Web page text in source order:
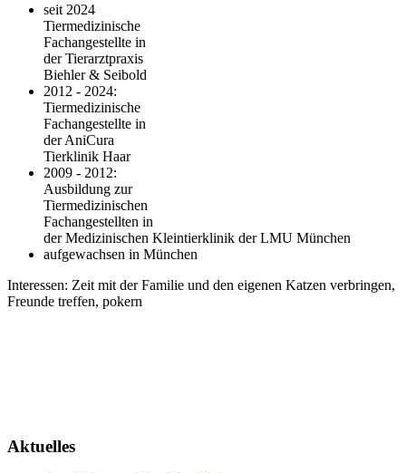
seit 2024
Tiermedizinische
Fachangestellte in
der Tierarztpraxis
Biehler & Seibold
2012 - 2024:
Tiermedizinische
Fachangestellte in
der AniCura
Tierklinik Haar
2009 - 2012:
Ausbildung zur
Tiermedizinischen
Fachangestellten in
der Medizinischen Kleintierklinik der LMU München
aufgewachsen in München
Interessen: Zeit mit der Familie und den eigenen Katzen verbringen,
Freunde treffen, pokern
Aktuelles